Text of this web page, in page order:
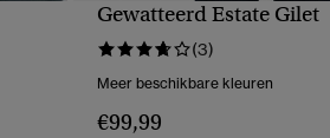
Gewatteerd Estate Gilet
(3)
Meer beschikbare kleuren
€99,99